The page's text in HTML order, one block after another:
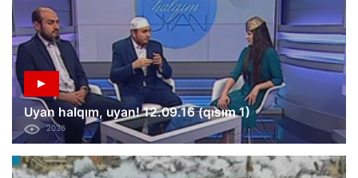
Uyan halqım, uyan! 12.09.16 (qısım 1)
2036